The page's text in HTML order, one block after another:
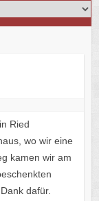
Ried
wo wir eine
kamen wir am
dafür.